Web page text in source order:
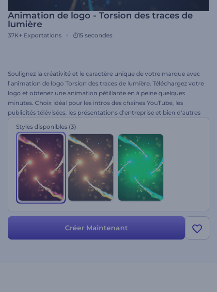
Animation de logo - Torsion des traces de
lumière
37K+ Exportations 15 secondes
Soulignez la créativité et le caractère unique de votre marque avec
l’animation de logo Torsion des traces de lumière. Téléchargez votre
logo et obtenez une animation pétillante en à peine quelques
minutes. Choix idéal pour les intros des chaînes YouTube, les
publicités télévisées, les présentations d'entreprise et bien d'autres
abstraites. Essayez dès maintenant !
Styles disponibles (3)
Créer Maintenant